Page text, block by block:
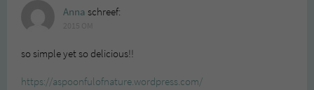
Anna schreef:
so simple yet so delicious!!
https://aspoonfulofnature.wordpress.com/